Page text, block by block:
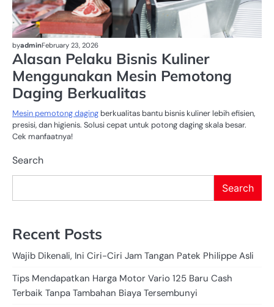
byadminFebruary 23, 2026
Alasan Pelaku Bisnis Kuliner
Menggunakan Mesin Pemotong
Daging Berkualitas
Mesin pemotong daging berkualitas bantu bisnis kuliner lebih efisien,
presisi, dan higienis. Solusi cepat untuk potong daging skala besar.
Cek manfaatnya!
Search
Search
Recent Posts
Wajib Dikenali, Ini Ciri-Ciri Jam Tangan Patek Philippe Asli
Tips Mendapatkan Harga Motor Vario 125 Baru Cash
Terbaik Tanpa Tambahan Biaya Tersembunyi